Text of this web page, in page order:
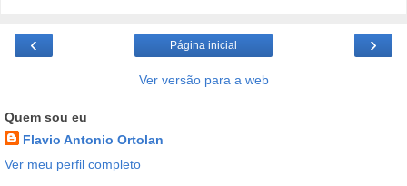
‹ ›
Página inicial
Ver versão para a web
Quem sou eu
Flavio Antonio Ortolan
Ver meu perfil completo